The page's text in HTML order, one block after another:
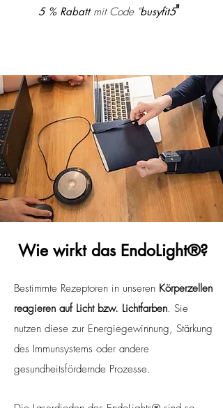
5 % Rabatt mit Code "busyfit5"
Wie wirkt das EndoLight®?
Bestimmte Rezeptoren in unseren Körperzellen
reagieren auf Licht bzw. Lichtfarben. Sie
nutzen diese zur Energiegewinnung, Stärkung
des Immunsystems oder andere
gesundheitsfördernde Prozesse.